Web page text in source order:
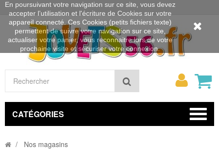
Rechercher
Mon
CATÉGORIES
Nos magasins
En poursuivant votre navigation sur ce site, vous devez
accepter l’utilisation et l'écriture de Cookies sur votre
appareil connecté. Ces Cookies (petits fichiers texte)
permettent de suivre votre navigation sur ce site,
actualiser votre panier, vous reconnaitre lors de votre
prochaine visite et sécuriser votre connexion.